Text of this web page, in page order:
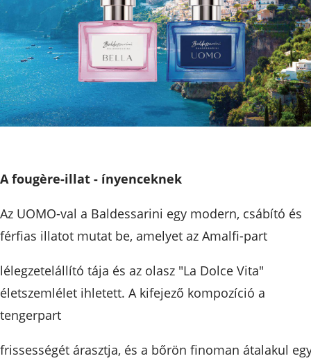
A fougère-illat - ínyenceknek
Az UOMO-val a Baldessarini egy modern, csábító és
férfias illatot mutat be, amelyet az Amalfi-part
lélegzetelállító tája és az olasz "La Dolce Vita"
életszemlélet ihletett. A kifejező kompozíció a
tengerpart
frissességét árasztja, és a bőrön finoman átalakul